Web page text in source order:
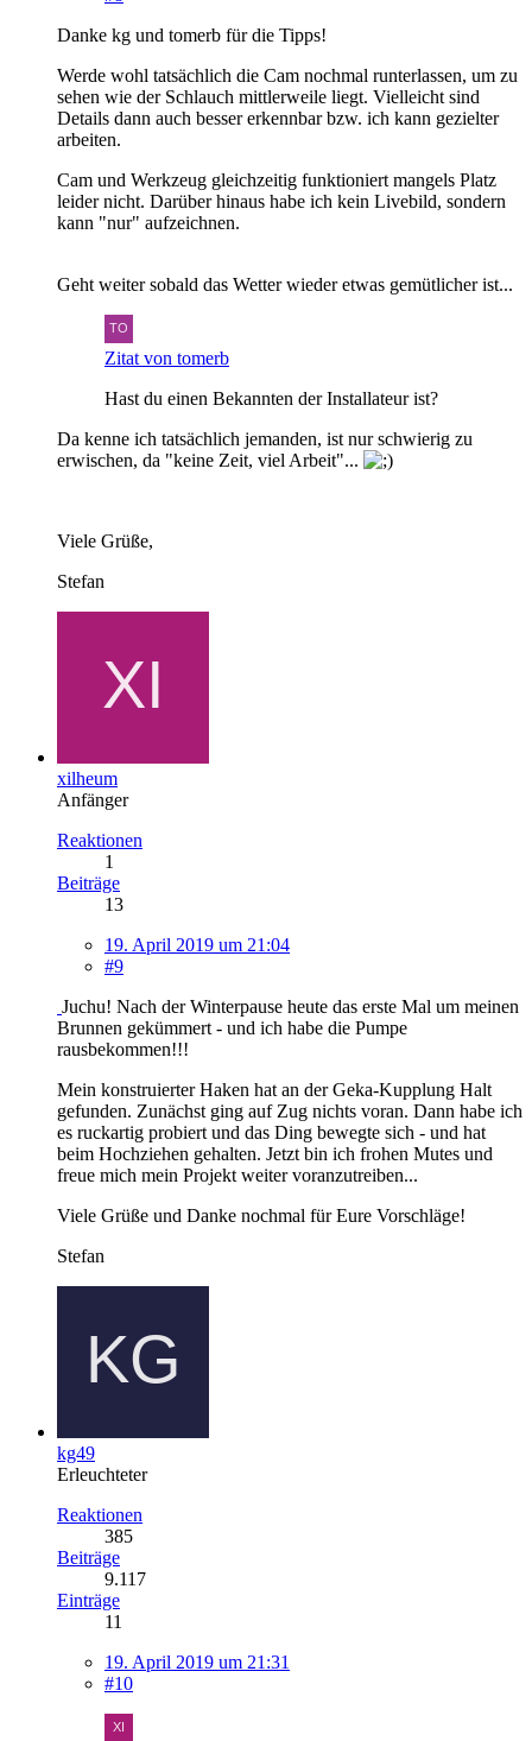
Danke kg und tomerb für die Tipps!
Werde wohl tatsächlich die Cam nochmal runterlassen, um zu
sehen wie der Schlauch mittlerweile liegt. Vielleicht sind
Details dann auch besser erkennbar bzw. ich kann gezielter
arbeiten.
Cam und Werkzeug gleichzeitig funktioniert mangels Platz
leider nicht. Darüber hinaus habe ich kein Livebild, sondern
kann "nur" aufzeichnen.
Geht weiter sobald das Wetter wieder etwas gemütlicher ist...
Zitat von tomerb
Hast du einen Bekannten der Installateur ist?
Da kenne ich tatsächlich jemanden, ist nur schwierig zu
erwischen, da "keine Zeit, viel Arbeit"...
Viele Grüße,
Stefan
xilheum
Anfänger
Reaktionen
1
Beiträge
13
19. April 2019 um 21:04
#9
Juchu! Nach der Winterpause heute das erste Mal um meinen
Brunnen gekümmert - und ich habe die Pumpe
rausbekommen!!!
Mein konstruierter Haken hat an der Geka-Kupplung Halt
gefunden. Zunächst ging auf Zug nichts voran. Dann habe ich
es ruckartig probiert und das Ding bewegte sich - und hat
beim Hochziehen gehalten. Jetzt bin ich frohen Mutes und
freue mich mein Projekt weiter voranzutreiben...
Viele Grüße und Danke nochmal für Eure Vorschläge!
Stefan
kg49
Erleuchteter
Reaktionen
385
Beiträge
9.117
Einträge
11
19. April 2019 um 21:31
#10